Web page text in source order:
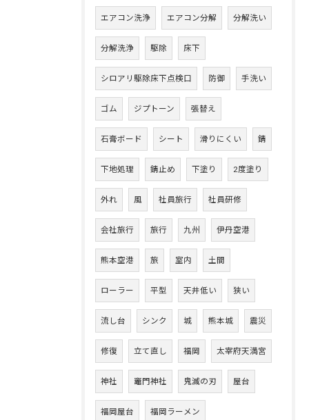
エアコン洗浄 エアコン分解 分解洗い
分解洗浄 駆除 床下
シロアリ駆除床下点検口 防御 手洗い
ゴム ジプトーン 張替え
石膏ボード シート 滑りにくい 錆
下地処理 錆止め 下塗り 2度塗り
外れ 風 社員旅行 社員研修
会社旅行 旅行 九州 伊丹空港
熊本空港 旅 室内 土間
ローラー 平型 天井低い 狭い
流し台 シンク 城 熊本城 震災
修復 立て直し 福岡 太宰府天満宮
神社 竈門神社 鬼滅の刃 屋台
福岡屋台 福岡ラーメン